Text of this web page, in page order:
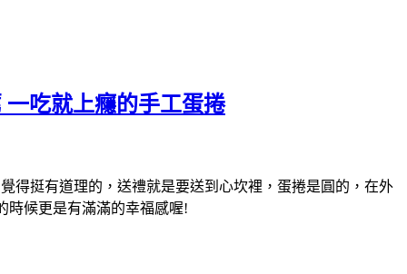
吃就上癮的手工蛋捲
得挺有道理的，送禮就是要送到心坎裡，蛋捲是圓的，在外
時候更是有滿滿的幸福感喔!